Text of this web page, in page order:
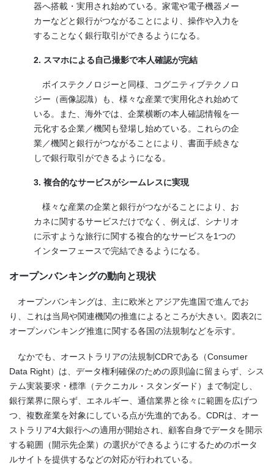
器へ搭載・実用され始めている。家電や電子機器メー
カーなどと銀行がつながることにより、操作や入力を
することなく銀行取引ができるようになる。
2. スマホによる自己撮影で本人確認が完結
ボイステクノロジーと同様、コグニティブテクノロ
ジー（画像認識）も、様々な産業で実用化され始めて
いる。また、海外では、企業横断の本人確認情報を一
元化する企業／機関も登場し始めている。これらの企
業／機関と銀行がつながることにより、書面手続きな
しで銀行取引ができるようになる。
3. 複合的なサービスがシームレスに実現
様々な産業の企業と銀行がつながることにより、お
カネに関するサービスだけでなく、例えば、シナリオ
に示すような旅行に関する複合的なサービスを1つの
インターフェースで完結できるようになる。
オープンバンキングの動向と現状
オープンバンキングは、主に欧米とアジア先進国で進んでお
り、これは当局や関連機関の推進によるところが大きい。図表2に
オープンバンキング推進に関する各国の法規制などを示す。
なかでも、オーストラリアの法規制CDRである（Consumer
Data Right）は、データ権利確保のための原則論に留まらず、シス
テム実装要求・標準（テクニカル・スタンダード）まで制定し、
銀行業界に限らず、エネルギー、通信業界と徐々に範囲を広げつ
つ、複数産業を対象にしている点が先進的である。 CDRは、オー
ストラリア4大銀行への適用が開始され、顧客自身でデータを開示
する範囲（開示先企業）の選択ができるようにするためのポータ
ルサイトを提供するなどの対応が行われている。